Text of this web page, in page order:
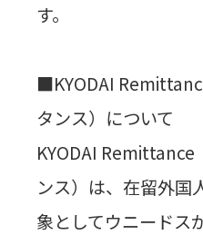
す。
■KYODAI
タンス）について
KYODAI Remittance
ンス）は、在留外国
象としてウニードス